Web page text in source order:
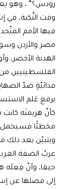
رودس؟” ، وهو
فيها الأمم
مصر والأردن
الهدنة الأخضر،
الفلسطينيين من
فدائيّةٍ ضدّ
يرفع عَلم
كأنّ هزيمتَه كانت
مخطئًا فسيحمل
ويتبيّن بعد ذلك
عربُ الضفة
حيفا، وأنّ فِعلَه
إلى فصلها عن